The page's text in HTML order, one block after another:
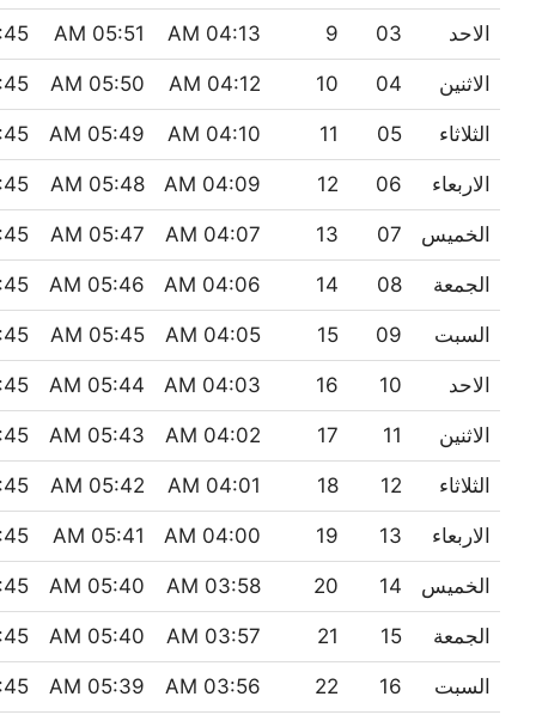
الاحد 03
9
04:13 AM
05:51 AM
PM
الاثنين 04
10
04:12 AM
05:50 AM
PM
الثلاثاء 05
11
04:10 AM
05:49 AM
PM
الاربعاء 06
12
04:09 AM
05:48 AM
PM
الخميس 07
13
04:07 AM
05:47 AM
PM
الجمعة 08
14
04:06 AM
05:46 AM
PM
السبت 09
15
04:05 AM
05:45 AM
PM
الاحد 10
16
04:03 AM
05:44 AM
PM
الاثنين 11
17
04:02 AM
05:43 AM
PM
الثلاثاء 12
18
04:01 AM
05:42 AM
PM
الاربعاء 13
19
04:00 AM
05:41 AM
PM
الخميس 14
20
03:58 AM
05:40 AM
PM
الجمعة 15
21
03:57 AM
05:40 AM
PM
السبت 16
22
03:56 AM
05:39 AM
PM